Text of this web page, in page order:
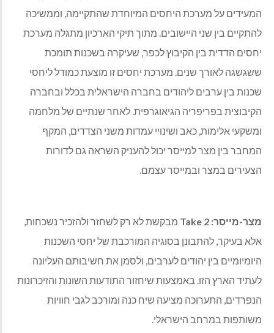
המעידים על מערכת היחסים המיוחדת שהתקיימה, וממשיכה
להתקיים בין שני היישובים. מתוך תיקי הארכיון מתגלה מערכת
יחסים הדדית בין הקיבוץ לכפר, שעיקרה בשכנות תומכת
ששגשגה לאורך שנים. מערכת יחסים זו מוצעת כמודל ליחסי
שכנות בין ערבים ליהודים בחברה הישראלית בכלל ובחברה
הקיבוצית בפריפריה הגיאוגרפית. לאחר שנתיים של מלחמה
ומשקעי אלימות, כאב ושינויי עמדות משני הצדדים, המקף
המחבר בין מצר למייסר יכול להעניק השראה גם לדורות
הצעירים במצר ובמייסר עצמם.
מצר-מייסר: Take 2 מבקשת לא רק לשחזר ולהזכיר נשכחות,
אלא בעיקר, להתבונן בסוגיה המורכבת של יחסי השכנות
היומיומיים בין יהודים לערבים, ולסמן את חשיבותם העליונה
לעתיד הארץ הזו. באמצעות שיחזור התודעות השונות והזיכרונות
הנפרדים, התערוכה מציעה שיח כנה ומורכב לגבי חוויות
משותפות במרחב הישראלי.